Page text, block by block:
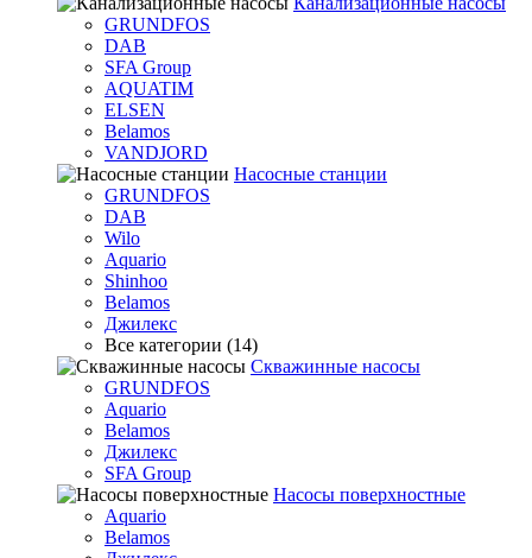
GRUNDFOS
DAB
SFA Group
AQUATIM
ELSEN
Belamos
VANDJORD
Насосные станции
GRUNDFOS
DAB
Wilo
Aquario
Shinhoo
Belamos
Джилекс
Все категории (14)
Скважинные насосы
GRUNDFOS
Aquario
Belamos
Джилекс
SFA Group
Насосы поверхностные
Aquario
Belamos